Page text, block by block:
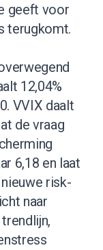
geeft voor
terugkomt.
12,04%
VVIX daalt
de vraag
6,18 en laat
risk-
naar